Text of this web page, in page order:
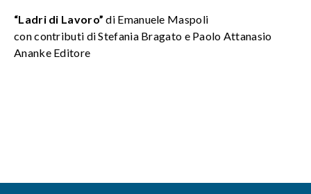
“Ladri di Lavoro”di Emanuele Maspoli
con contributi di Stefania Bragato e Paolo Attanasio
Ananke Editore